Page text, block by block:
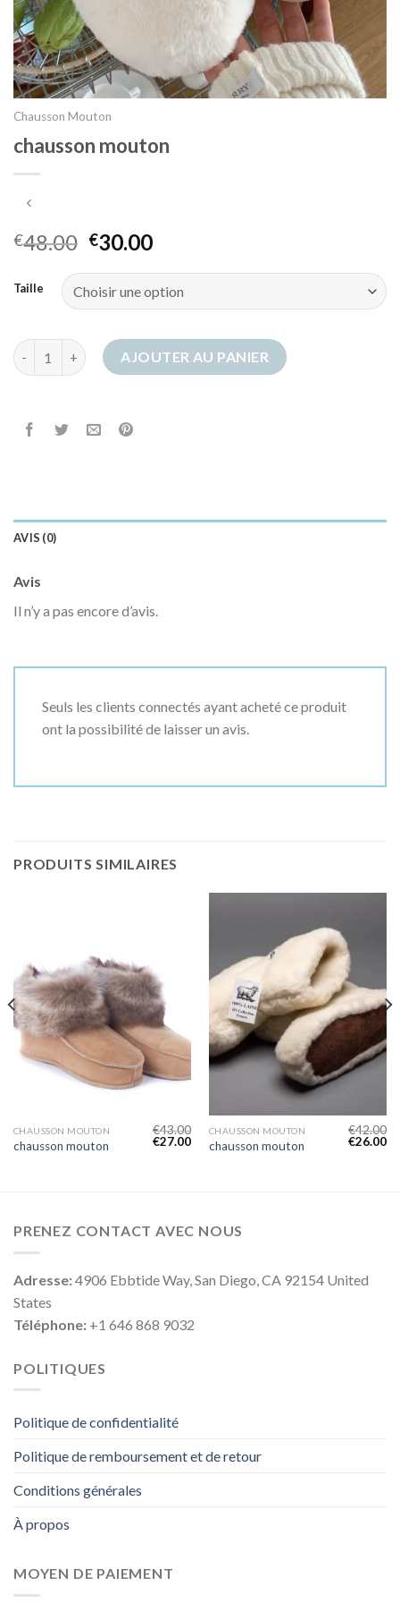
Chausson Mouton
chausson mouton
€48.00 €30.00
Taille
quantité de chausson mouton
AJOUTER AU PANIER
AVIS (0)
Avis
Il n’y a pas encore d’avis.
Seuls les clients connectés ayant acheté ce produit
ont la possibilité de laisser un avis.
PRODUITS SIMILAIRES
CHAUSSON MOUTON
chausson mouton
€43.00
€27.00
CHAUSSON MOUTON
chausson mouton
€42.00
€26.00
PRENEZ CONTACT AVEC NOUS
Adresse:4906 Ebbtide Way, San Diego, CA 92154 United
States
Téléphone: +1 646 868 9032
POLITIQUES
Politique de confidentialité
Politique de remboursement et de retour
Conditions générales
À propos
MOYEN DE PAIEMENT